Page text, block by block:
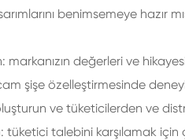
benimsemeye hazır
markanızın değerleri ve
şişe özelleştirmesinde
ve tüketicilerden ve
tüketici talebini karşılamak